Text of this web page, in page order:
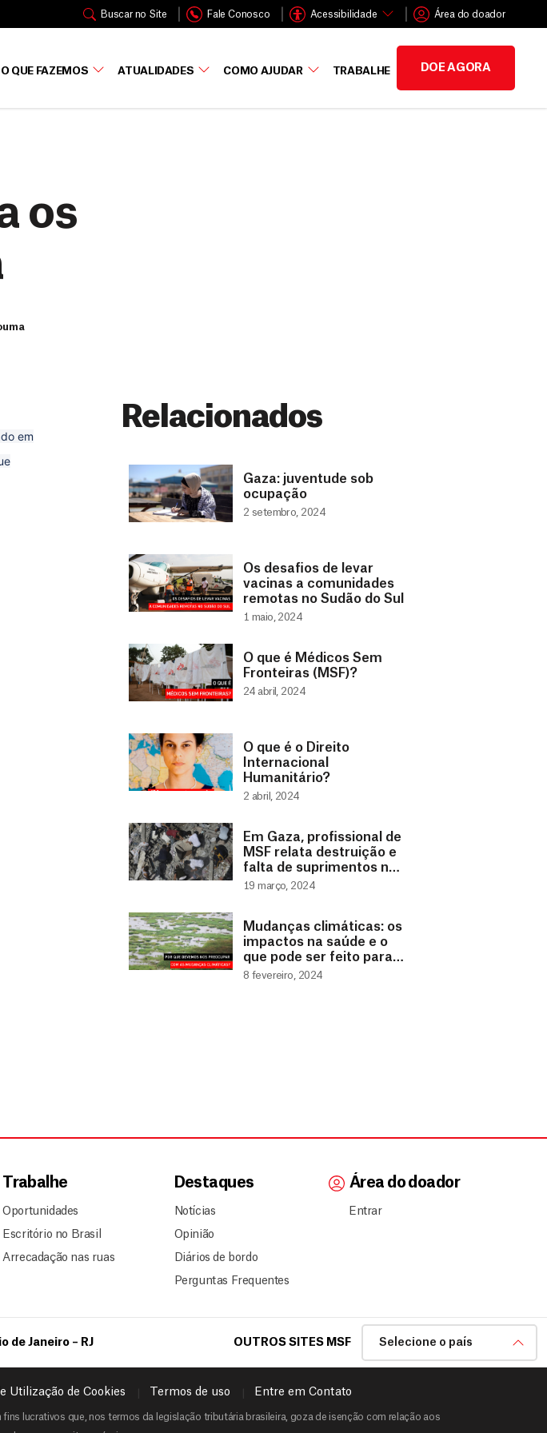
Buscar no Site Fale Conosco Acessibilidade Área do doador
O QUE FAZEMOS ATUALIDADES COMO AJUDAR TRABALHE DOE AGORA
os
em
Relacionados
Gaza: juventude sob
ocupação
2 setembro, 2024
Os desafios de levar
vacinas a comunidades
remotas no Sudão do Sul
1 maio, 2024
O que é Médicos Sem
Fronteiras (MSF)?
24 abril, 2024
O que é o Direito
Internacional
Humanitário?
2 abril, 2024
Em Gaza, profissional de
MSF relata destruição e
falta de suprimentos nos
dois maiores hospitais
19 março, 2024
Mudanças climáticas: os
impactos na saúde e o
que pode ser feito para
mitigá-los
8 fevereiro, 2024
Trabalhe
Oportunidades
Escritório no Brasil
Arrecadação nas ruas
Destaques
Notícias
Opinião
Diários de bordo
Perguntas Frequentes
Área do doador
Entrar
de Janeiro – RJ OUTROS SITES MSF Selecione o país
Utilização de Cookies Termos de uso Entre em Contato
lucrativos que, nos termos da legislação tributária brasileira, goza de isenção com relação aos